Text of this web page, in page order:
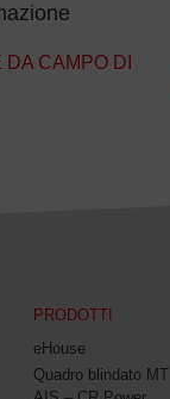
CAMPO DI
PRODOTTI
eHouse
Quadro blindato MT